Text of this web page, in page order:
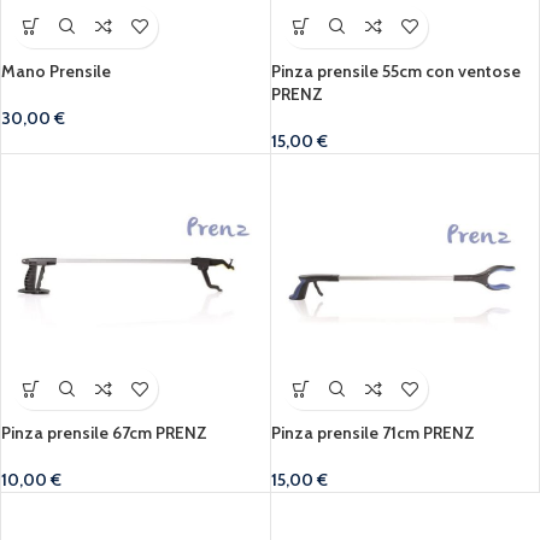
Mano Prensile
30,00€
Pinza prensile 55cm con ventose
PRENZ
15,00€
Pinza prensile 67cm PRENZ
10,00€
Pinza prensile 71cm PRENZ
15,00€